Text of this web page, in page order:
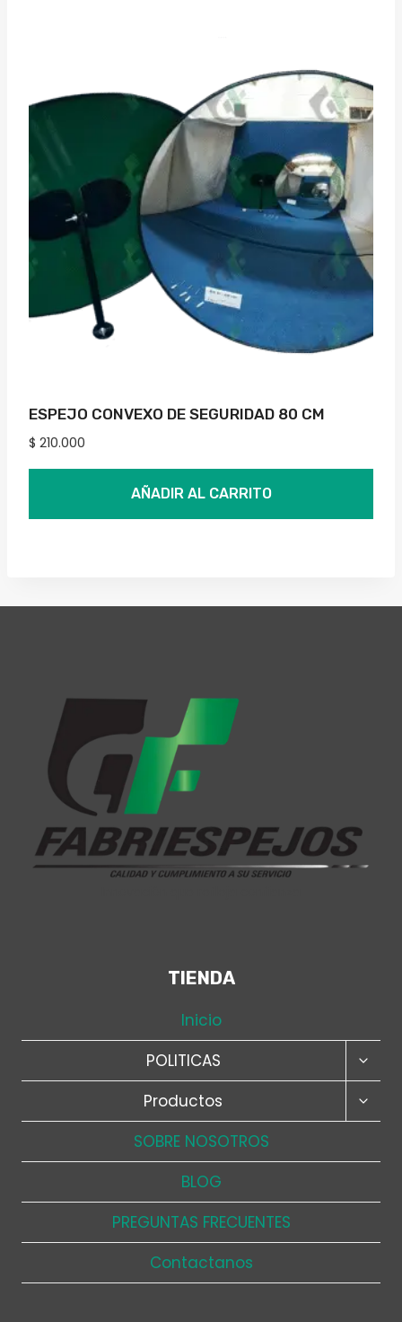
ESPEJO CONVEXO DE SEGURIDAD 80 CM
$ 210.000
AÑADIR AL CARRITO
TIENDA
Inicio
POLITICAS
Productos
SOBRE NOSOTROS
BLOG
PREGUNTAS FRECUENTES
Contactanos